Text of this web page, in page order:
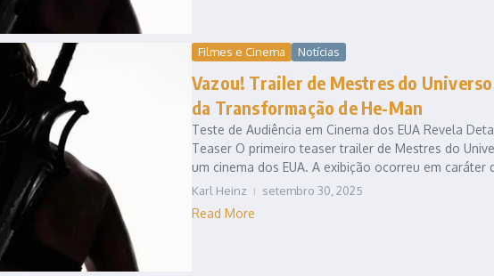
Filmes e Cinema Notícias
Vazou! Trailer de Mestres do Universo
da Transformação de He-Man
Teste de Audiência em Cinema dos EUA Revela
Teaser O primeiro teaser trailer de Mestres do
um cinema dos EUA. A exibição ocorreu em caráter
Karl Heinz setembro 30, 2025
Read More